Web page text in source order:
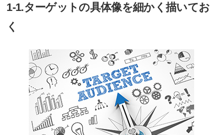
1-1.ターゲットの具体像を細かく描いてお
く